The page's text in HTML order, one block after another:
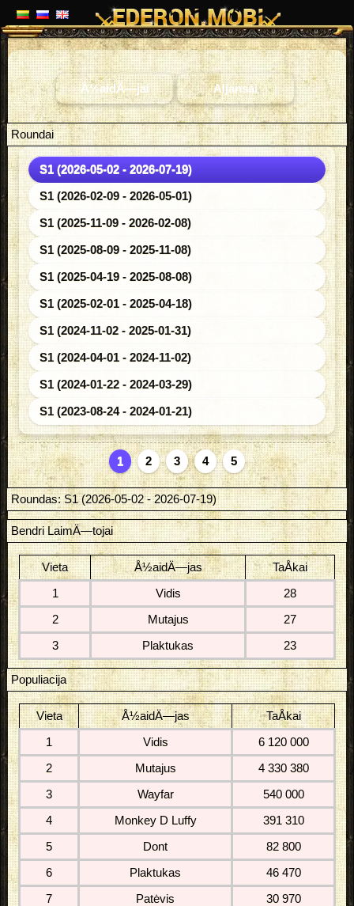
Å½aidÄ—jai Aljansai
Roundai
S1 (2026-05-02 - 2026-07-19)
S1 (2026-02-09 - 2026-05-01)
S1 (2025-11-09 - 2026-02-08)
S1 (2025-08-09 - 2025-11-08)
S1 (2025-04-19 - 2025-08-08)
S1 (2025-02-01 - 2025-04-18)
S1 (2024-11-02 - 2025-01-31)
S1 (2024-04-01 - 2024-11-02)
S1 (2024-01-22 - 2024-03-29)
S1 (2023-08-24 - 2024-01-21)
1 2 3 4 5
Roundas: S1 (2026-05-02 - 2026-07-19)
Bendri LaimÄ—tojai
Vieta Å½aidÄ—jas TaÅkai
1 Vidis 28
2 Mutajus 27
3 Plaktukas 23
Populiacija
Vieta Å½aidÄ—jas TaÅkai
1 Vidis 6 120 000
2 Mutajus 4 330 380
3 Wayfar 540 000
4 Monkey D Luffy 391 310
5 Dont 82 800
6 Plaktukas 46 470
7 Patėvis 30 970